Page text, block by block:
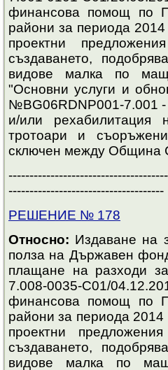
финансова помощ по
райони за периода
проектни
създаването,
видове малка по
"Основни услуги и
№BG06RDNP001-7.001 -
и/или
тротоари и
сключен между Община
-------------------------------------
РЕШЕНИЕ № 178
Относно: Издаване на
полза на Държавен
плащане на разходи
7.008-0035-С01/
финансова помощ по
райони за периода
проектни
създаването,
видове малка по